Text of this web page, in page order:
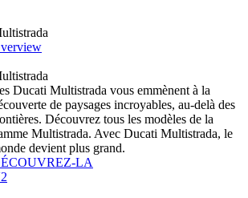
Ducati Multistrada vous emmènent à la
de paysages incroyables, au-delà des
Découvrez tous les modèles de la
Multistrada. Avec Ducati Multistrada, le
devient plus grand.
LA